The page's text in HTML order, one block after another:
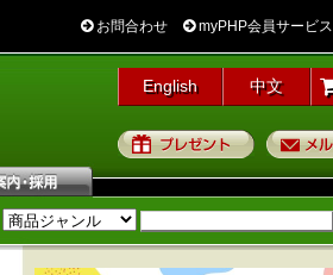
お問合わせ myPHP会員サービス
English 中文
プレゼント